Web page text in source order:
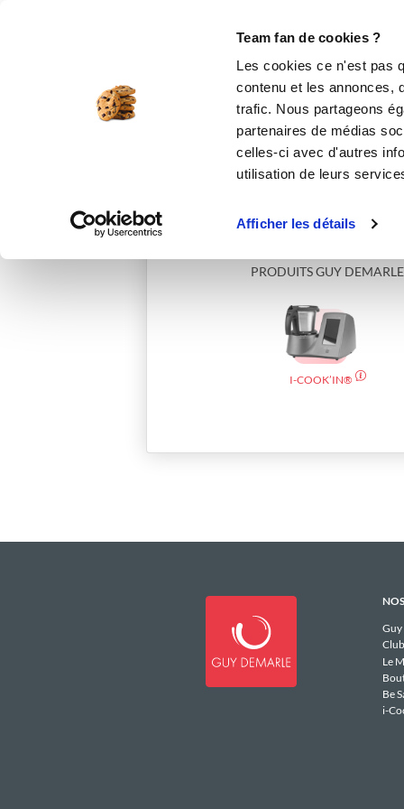
Team fan de cookies ?
Les cookies ce n'est pas
contenu et les annonces,
trafic. Nous partageons
partenaires de médias
celles-ci avec d'autres
utilisation de leurs
Afficher les détails
PRODUITS GUY DEMARLE
I-COOK’IN®
Le
Be
i-